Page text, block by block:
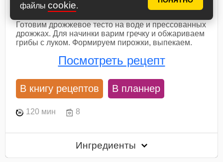
файлы cookie.
гречкой и грибами
Готовим дрожжевое тесто на воде и прессованных
дрожжах. Для начинки варим гречку и обжариваем
грибы с луком. Формируем пирожки, выпекаем.
Посмотреть рецепт
В книгу рецептов В планнер
120 мин 8
Ингредиенты